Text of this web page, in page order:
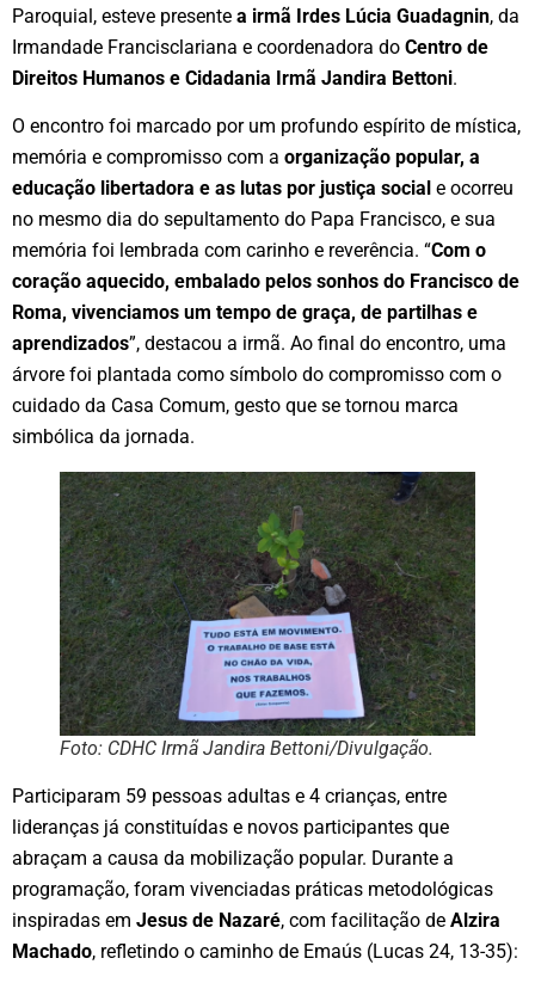
Paroquial, esteve presente a irmã Irdes Lúcia Guadagnin, da
Irmandade Francisclariana e coordenadora do Centro de
Direitos Humanos e Cidadania Irmã Jandira Bettoni.
O encontro foi marcado por um profundo espírito de mística,
memória e compromisso com a organização popular, a
educação libertadora e as lutas por justiça social e ocorreu
no mesmo dia do sepultamento do Papa Francisco, e sua
memória foi lembrada com carinho e reverência. “Com o
coração aquecido, embalado pelos sonhos do Francisco de
Roma, vivenciamos um tempo de graça, de partilhas e
aprendizados”, destacou a irmã. Ao final do encontro, uma
árvore foi plantada como símbolo do compromisso com o
cuidado da Casa Comum, gesto que se tornou marca
simbólica da jornada.
Foto: CDHC Irmã Jandira Bettoni/Divulgação.
Participaram 59 pessoas adultas e 4 crianças, entre
lideranças já constituídas e novos participantes que
abraçam a causa da mobilização popular. Durante a
programação, foram vivenciadas práticas metodológicas
inspiradas em Jesus de Nazaré, com facilitação de Alzira
Machado, refletindo o caminho de Emaús (Lucas 24, 13-35):